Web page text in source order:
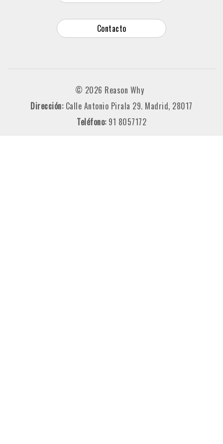
Contacto
© 2026 Reason Why
Dirección: Calle Antonio Pirala 29. Madrid, 28017
Teléfono: 91 8057172